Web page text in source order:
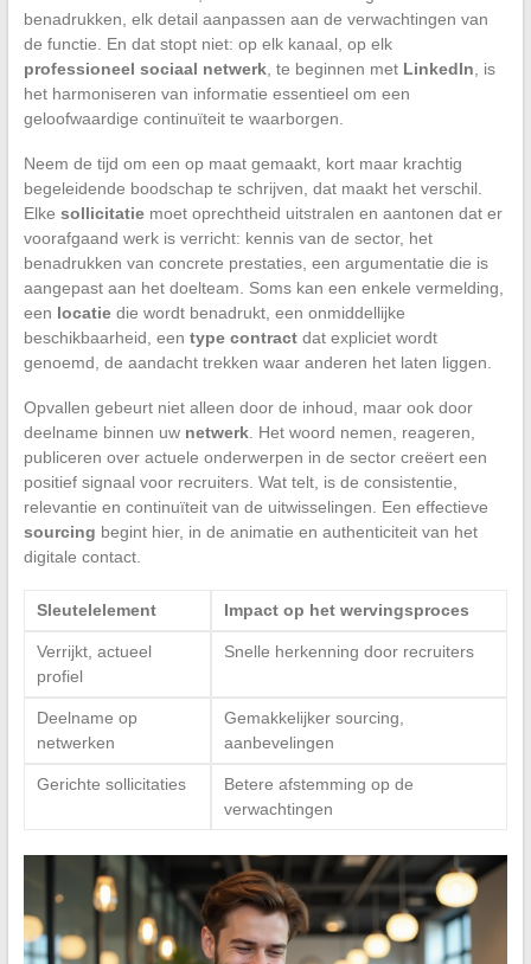
benadrukken, elk detail aanpassen aan de verwachtingen van
de functie. En dat stopt niet: op elk kanaal, op elk
professioneel sociaal netwerk, te beginnen met LinkedIn , is
het harmoniseren van informatie essentieel om een
geloofwaardige continuïteit te waarborgen.
Neem de tijd om een op maat gemaakt, kort maar krachtig
begeleidende boodschap te schrijven, dat maakt het verschil.
Elke sollicitatiemoet oprechtheid uitstralen en aantonen dat er
voorafgaand werk is verricht: kennis van de sector, het
benadrukken van concrete prestaties, een argumentatie die is
aangepast aan het doelteam. Soms kan een enkele vermelding,
een locatiedie wordt benadrukt, een onmiddellijke
beschikbaarheid, een type contractdat expliciet wordt
genoemd, de aandacht trekken waar anderen het laten liggen.
Opvallen gebeurt niet alleen door de inhoud, maar ook door
deelname binnen uw netwerk. Het woord nemen, reageren,
publiceren over actuele onderwerpen in de sector creëert een
positief signaal voor recruiters. Wat telt, is de consistentie,
relevantie en continuïteit van de uitwisselingen. Een effectieve
sourcing begint hier, in de animatie en authenticiteit van het
digitale contact.
Sleutelelement Impact op het wervingsproces
Verrijkt, actueel
profiel
Snelle herkenning door recruiters
Deelname op
netwerken
Gemakkelijker sourcing,
aanbevelingen
Gerichte sollicitaties
Betere afstemming op de
verwachtingen